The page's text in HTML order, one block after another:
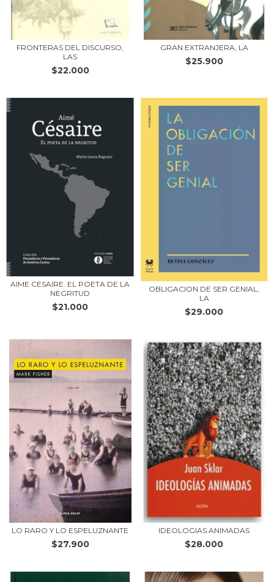
FRONTERAS DEL DISCURSO,
LAS
$22.000
GRAN EXTRANJERA, LA
$25.900
AIME CESAIRE. EL POETA DE LA
NEGRITUD
$21.000
OBLIGACION DE SER GENIAL,
LA
$29.000
LO RARO Y LO ESPELUZNANTE
$27.900
IDEOLOGIAS ANIMADAS
$28.000